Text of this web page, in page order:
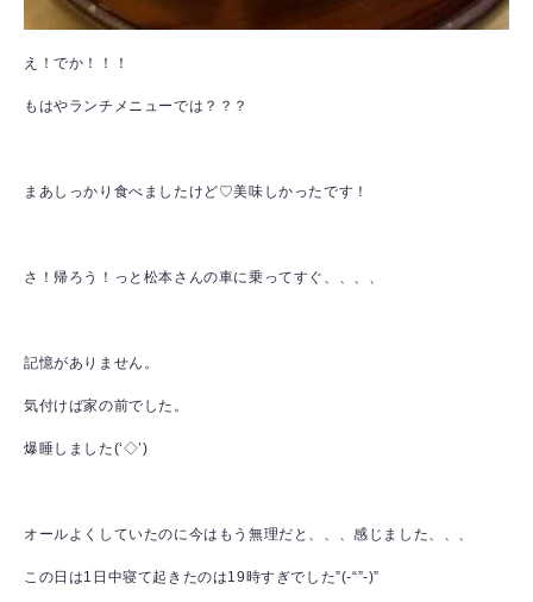
え！でか！！！
もはやランチメニューでは？？？
まあしっかり食べましたけど♡美味しかったです！
さ！帰ろう！っと松本さんの車に乗ってすぐ、、、、
記憶がありません。
気付けば家の前でした。
爆睡しました(‘◇’)ゞ
オールよくしていたのに今はもう無理だと、、、感じました、、、
この日は1日中寝て起きたのは19時すぎでした”(-“”-)”